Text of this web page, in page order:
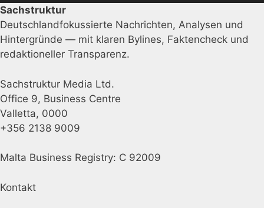
Sachstruktur
Deutschlandfokussierte Nachrichten, Analysen und
Hintergründe — mit klaren Bylines, Faktencheck und
redaktioneller Transparenz.
Sachstruktur Media Ltd.
Office 9, Business Centre
Valletta, 0000
+356 2138 9009
Malta Business Registry: C 92009
Kontakt